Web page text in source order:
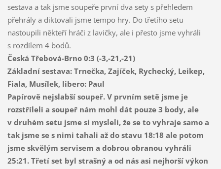
sestava a tak jsme soupeře první dva sety s přehledem
přehrály a diktovali jsme tempo hry. Do třetího setu
nastoupili někteří hráči z lavičky, ale i přesto jsme vyhráli
s rozdílem 4 bodů.
Česká Třebová-Brno 0:3 (-3,-21,-21)
Základní sestava: Trnečka, Zajíček, Rychecký, Leikep,
Fiala, Musílek, libero: Paul
Papírově nejslabší soupeř. V prvním setě jsme je
rozstříleli a soupeř nám mohl dát pouze 3 body, ale
v druhém setu jsme si mysleli, že se to vyhraje samo a
tak jsme se s nimi tahali až do stavu 18:18 ale potom
jsme skvělým servisem a dobrou obranou vyhráli
25:21. Třetí set byl strašný a od nás asi nejhorší výkon